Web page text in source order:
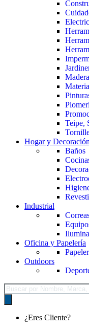
Teipe,
Hogar y Decoración
Baños
Industrial
Oficina y Papelería
Outdoors
Búsqueda
de
productos
¿Eres Cliente?